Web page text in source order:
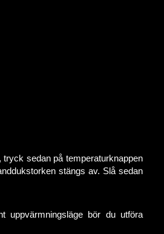
sedan på temperaturknappen
stängs av. Slå sedan
uppvärmningsläge bör du utföra